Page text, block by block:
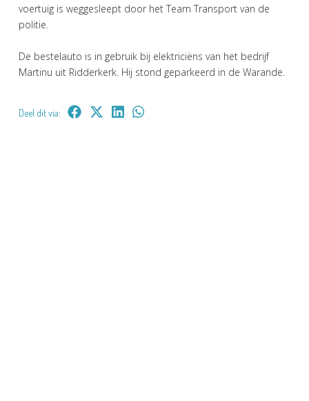
voertuig is weggesleept door het Team Transport van de
politie.
De bestelauto is in gebruik bij elektriciëns van het bedrijf
Martinu uit Ridderkerk. Hij stond geparkeerd in de Warande.
Deel dit via: